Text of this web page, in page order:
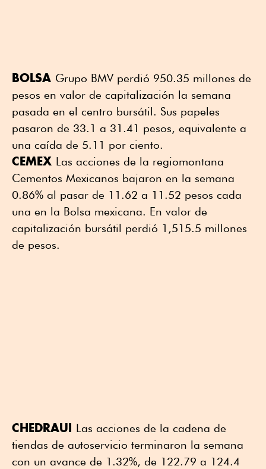
BOLSA Grupo BMV perdió 950.35 millones de
pesos en valor de capitalización la semana
pasada en el centro bursátil. Sus papeles
pasaron de 33.1 a 31.41 pesos, equivalente a
una caída de 5.11 por ciento.
CEMEX Las acciones de la regiomontana
Cementos Mexicanos bajaron en la semana
0.86% al pasar de 11.62 a 11.52 pesos cada
una en la Bolsa mexicana. En valor de
capitalización bursátil perdió 1,515.5 millones
de pesos.
CHEDRAUI Las acciones de la cadena de
tiendas de autoservicio terminaron la semana
con un avance de 1.32%, de 122.79 a 124.4